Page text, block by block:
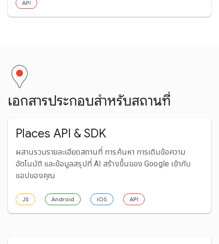
API
เอกสารประกอบสำหรับสถานที่
Places API & SDK
ผสานรวมรายละเอียดสถานที่ การค้นหา การเติมข้อความ
อัตโนมัติ และข้อมูลสรุปที่ AI สร้างขึ้นของ Google เข้ากับ
แอปของคุณ
JS Android iOS API